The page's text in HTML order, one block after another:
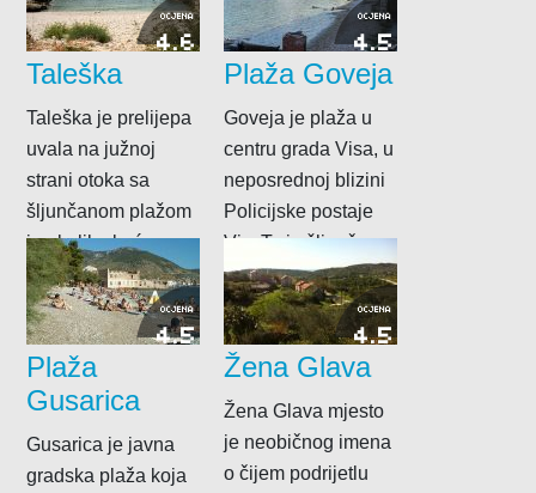
gusta...
OCJENA
4.6
Taleška
Taleška je prelijepa
uvala na južnoj
strani otoka sa
šljunčanom plažom
i nekoliko kuća za
odmor. Do nje...
OCJENA
4.5
Plaža Goveja
Goveja je plaža u
centru grada Visa, u
neposrednoj blizini
Policijske postaje
Vis. To je šljunčana
plaža do...
OCJENA
4.5
Plaža
Gusarica
Gusarica je javna
gradska plaža koja
OCJENA
4.5
Žena Glava
Žena Glava mjesto
je neobičnog imena
o čijem podrijetlu